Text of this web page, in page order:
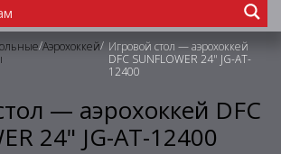
/Аэрохоккей/ Игровой стол — аэрохоккей
DFC SUNFLOWER 24" JG-AT-
12400
— аэрохоккей DFC
24" JG-AT-12400